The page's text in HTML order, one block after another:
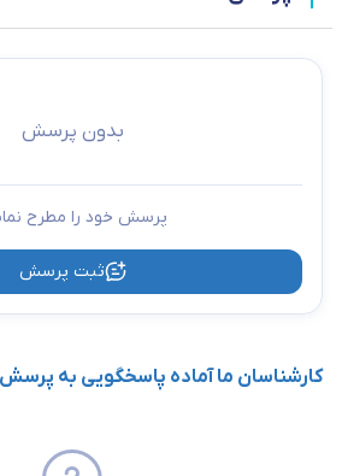
بدون پرسش
پرسش خود را مطرح
ثبت پرسش
کارشناسان ما آماده پاسخگویی به